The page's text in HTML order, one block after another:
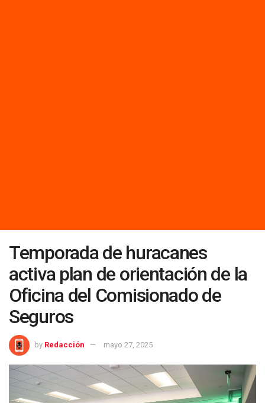
Temporada de huracanes
activa plan de orientación de la
Oficina del Comisionado de
Seguros
by Redacción mayo 27, 2025